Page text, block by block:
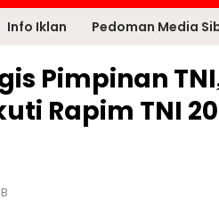
Info Iklan Pedoman Media
Pimpinan
Rapim TNI